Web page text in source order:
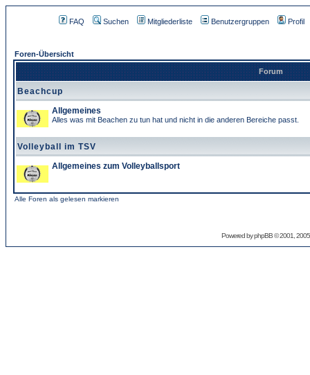
FAQ Suchen Mitgliederliste Benutzergruppen Profil
Foren-Übersicht
Forum
Beachcup
Allgemeines
Alles was mit Beachen zu tun hat und nicht in die anderen Bereiche passt.
Volleyball im TSV
Allgemeines zum Volleyballsport
Alle Foren als gelesen markieren
Powered byphpBB© 2001,